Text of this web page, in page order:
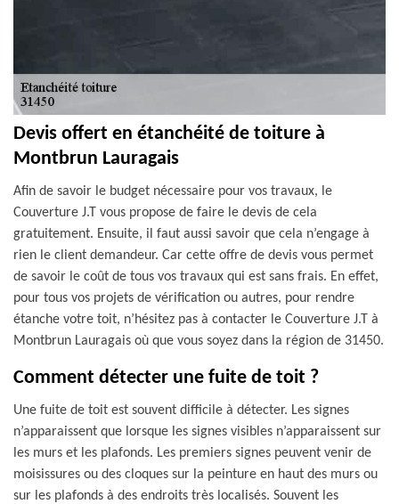
Devis offert en étanchéité de toiture à
Montbrun Lauragais
Afin de savoir le budget nécessaire pour vos travaux, le
Couverture J.T vous propose de faire le devis de cela
gratuitement. Ensuite, il faut aussi savoir que cela n’engage à
rien le client demandeur. Car cette offre de devis vous permet
de savoir le coût de tous vos travaux qui est sans frais. En effet,
pour tous vos projets de vérification ou autres, pour rendre
étanche votre toit, n’hésitez pas à contacter le Couverture J.T à
Montbrun Lauragais où que vous soyez dans la région de 31450.
Comment détecter une fuite de toit ?
Une fuite de toit est souvent difficile à détecter. Les signes
n’apparaissent que lorsque les signes visibles n’apparaissent sur
les murs et les plafonds. Les premiers signes peuvent venir de
moisissures ou des cloques sur la peinture en haut des murs ou
sur les plafonds à des endroits très localisés. Souvent les